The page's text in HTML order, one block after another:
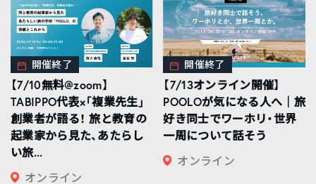
開催終了
【7/10無料@zoom】
TABIPPO代表×「複業先生」
創業者が語る！ 旅と教育の
起業家から見た、あたらし
い旅...
オンライン
開催終了
【7/13オンライン開催】
POOLOが気になる人へ｜旅
好き同士でワーホリ・世界
一周について話そう
オンライン